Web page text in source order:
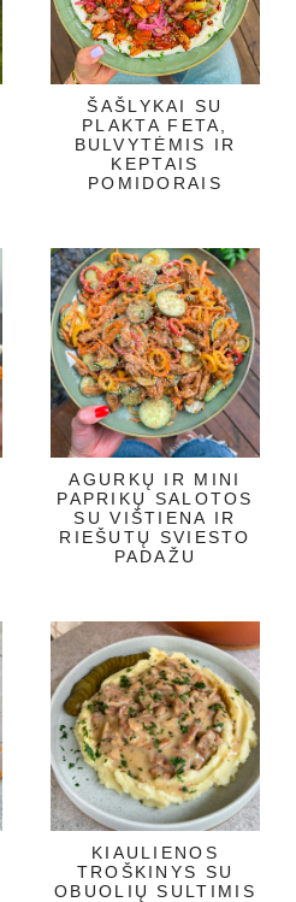
ŠAŠLYKAI SU
PLAKTA FETA,
BULVYTĖMIS IR
KEPTAIS
POMIDORAIS
AGURKŲ IR MINI
PAPRIKŲ SALOTOS
SU VIŠTIENA IR
RIEŠUTŲ SVIESTO
PADAŽU
KIAULIENOS
TROŠKINYS SU
OBUOLIŲ SULTIMIS